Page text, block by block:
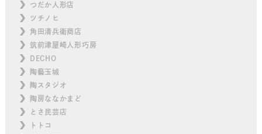
つだか人形店
ツチノヒ
角田清兵衛商店
筑前津屋崎人形巧房
DECHO
陶藝玉城
陶スタジオ
陶房ななかまど
とさ民芸店
トトコ